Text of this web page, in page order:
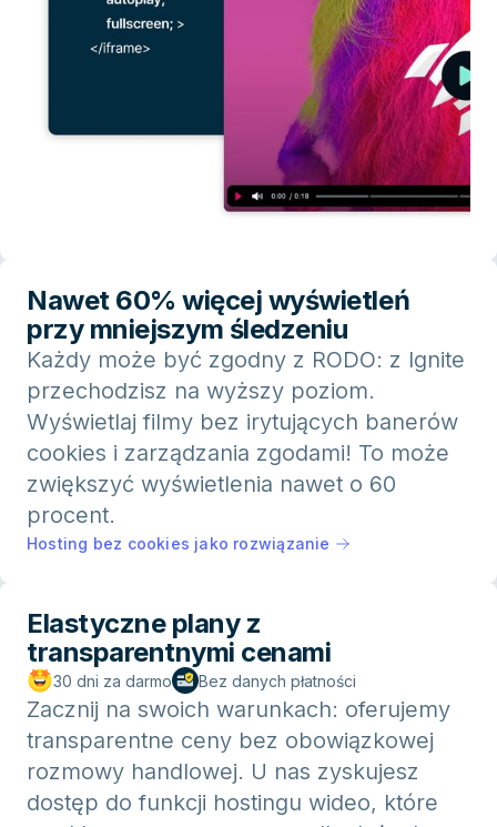
Nawet 60% więcej wyświetleń
przy mniejszym śledzeniu
Każdy może być zgodny z RODO: z Ignite
przechodzisz na wyższy poziom.
Wyświetlaj filmy bez irytujących banerów
cookies i zarządzania zgodami! To może
zwiększyć wyświetlenia nawet o 60
procent.
Hosting bez cookies jako rozwiązanie
Elastyczne plany z
transparentnymi cenami
30 dni za darmo Bez danych płatności
Zacznij na swoich warunkach: oferujemy
transparentne ceny bez obowiązkowej
rozmowy handlowej. U nas zyskujesz
dostęp do funkcji hostingu wideo, które